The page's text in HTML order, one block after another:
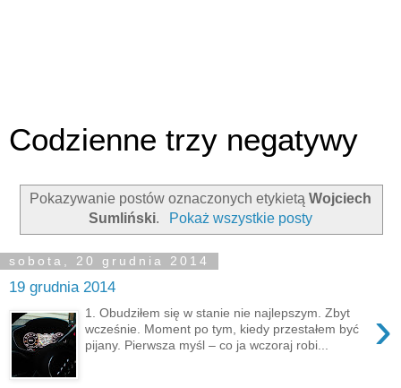
Codzienne trzy negatywy
Pokazywanie postów oznaczonych etykietą Wojciech
Sumliński. Pokaż wszystkie posty
sobota, 20 grudnia 2014
19 grudnia 2014
›
1. Obudziłem się w stanie nie najlepszym. Zbyt
wcześnie. Moment po tym, kiedy przestałem być
pijany. Pierwsza myśl – co ja wczoraj robi...